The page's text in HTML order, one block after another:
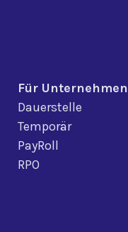
Für Unternehmen
Dauerstelle
Temporär
PayRoll
RPO